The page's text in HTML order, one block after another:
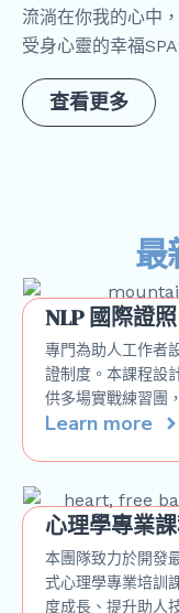
流淌在你我的心中
受身心靈的幸福
查看更多
最
NLP 國際證
專門為助人工作者
證制度。本課程設
供多場實戰練習團
Learn more
心理學專業
本團隊致力於開發
式心理學專業培訓
度成長、提升助人